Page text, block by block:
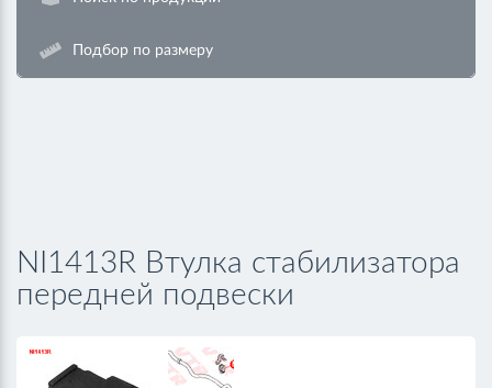
Подбор по размеру
NI1413R Втулка стабилизатора
передней подвески